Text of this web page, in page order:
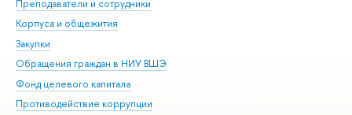
Преподаватели и сотрудники
Корпуса и общежития
Закупки
Обращения граждан в НИУ ВШЭ
Фонд целевого капитала
Противодействие коррупции